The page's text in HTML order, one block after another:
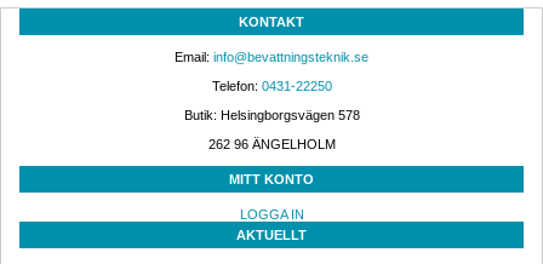
KONTAKT
Email: info@bevattningsteknik.se
Telefon: 0431-22250
Butik: Helsingborgsvägen 578
262 96 ÄNGELHOLM
MITT KONTO
LOGGA IN
AKTUELLT